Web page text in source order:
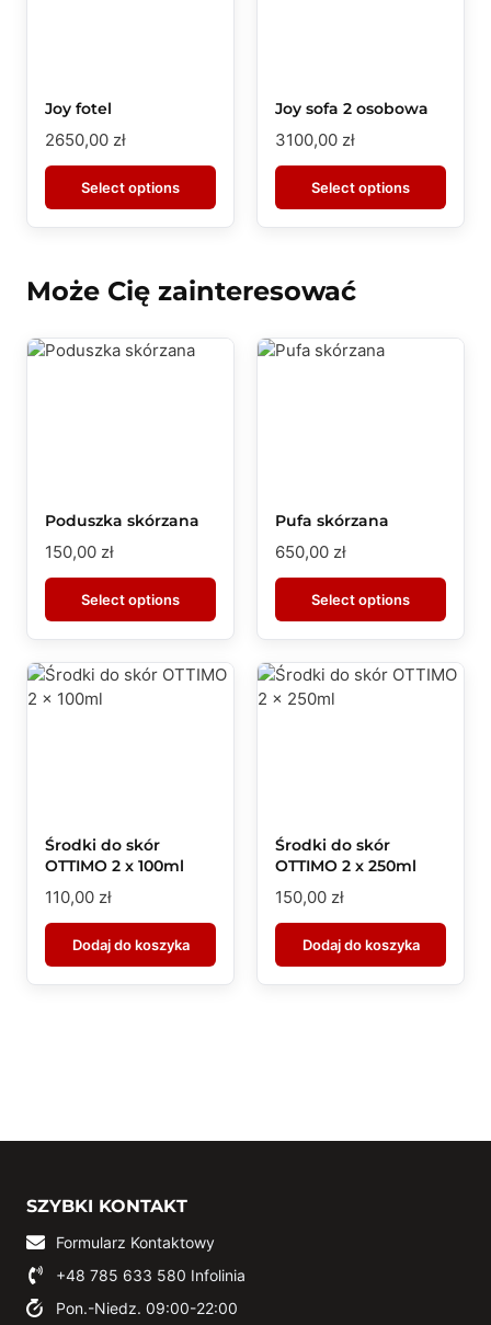
Joy fotel
2650,00 zł
Select options
Joy sofa 2 osobowa
3100,00 zł
Select options
Może Cię zainteresować
Poduszka skórzana
150,00 zł
Select options
Pufa skórzana
650,00 zł
Select options
Środki do skór
OTTIMO 2 x 100ml
110,00 zł
Dodaj do koszyka
Środki do skór
OTTIMO 2 x 250ml
150,00 zł
Dodaj do koszyka
SZYBKI KONTAKT
Formularz Kontaktowy
+48 785 633 580 Infolinia
Pon.-Niedz. 09:00-22:00